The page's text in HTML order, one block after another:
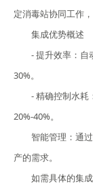
定消毒站协同工作
集成优势概述
- 提升效率：自
30%。
- 精确控制水耗
20%-40%。
智能管理：通
产的需求。
如需具体的集